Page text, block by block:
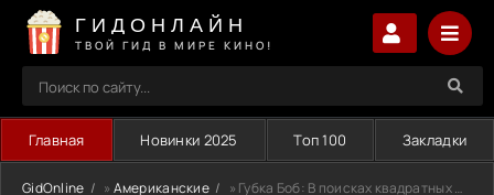
ГИДОНЛАЙН
ТВОЙ ГИД В МИРЕ КИНО!
Главная Новинки 2025 Топ 100 Закладки
GidOnline » Американские » Губка Боб: В поисках квадратных штанов (2025)